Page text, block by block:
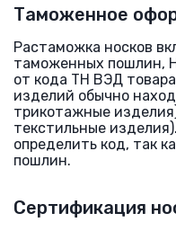
Таможенное
Растаможка носков
таможенных пошлин,
от кода ТН ВЭД
изделий обычно
трикотажные
текстильные
определить код, так
пошлин.
Сертификация